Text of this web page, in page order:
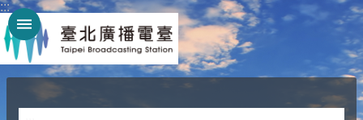
跳到主要內容區塊
:::